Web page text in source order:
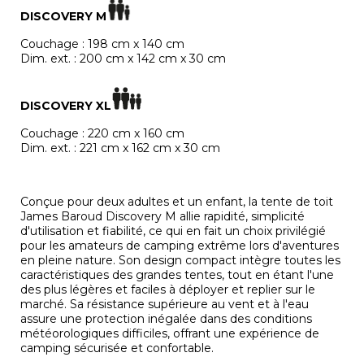
DISCOVERY M
Couchage : 198 cm x 140 cm
Dim. ext. : 200 cm x 142 cm x 30 cm
DISCOVERY XL
Couchage : 220 cm x 160 cm
Dim. ext. : 221 cm x 162 cm x 30 cm
Conçue pour deux adultes et un enfant, la tente de toit
James Baroud Discovery M allie rapidité, simplicité
d'utilisation et fiabilité, ce qui en fait un choix privilégié
pour les amateurs de camping extrême lors d'aventures
en pleine nature. Son design compact intègre toutes les
caractéristiques des grandes tentes, tout en étant l'une
des plus légères et faciles à déployer et replier sur le
marché. Sa résistance supérieure au vent et à l'eau
assure une protection inégalée dans des conditions
météorologiques difficiles, offrant une expérience de
camping sécurisée et confortable.